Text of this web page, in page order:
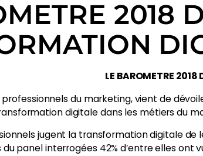
2018
LE BAROMETRE
professionnels du marketing, vient de
digitale dans les métiers du
jugent la transformation digitale
panel interrogées 42% d’entre elles